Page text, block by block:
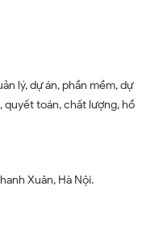
lý, dự án, phần mềm, dự
quyết toán, chất lượng, hồ
Xuân, Hà Nội.